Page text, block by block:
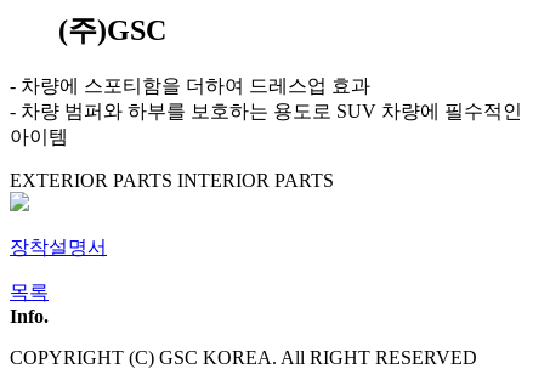
(주)GSC
- 차량에 스포티함을 더하여 드레스업 효과
- 차량 범퍼와 하부를 보호하는 용도로 SUV 차량에 필수적인
아이템
EXTERIOR PARTS INTERIOR PARTS
장착설명서
목록
Info.
COPYRIGHT (C) GSC KOREA. All RIGHT RESERVED